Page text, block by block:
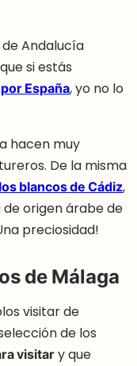
Andalucía
si estás
España, yo no lo
hacen muy
De la misma
blancos de Cádiz,
de origen árabe de
preciosidad!
de Málaga
visitar de
de los
visitary que